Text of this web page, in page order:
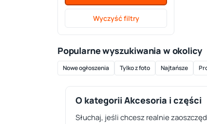
Wyczyść filtry
Popularne wyszukiwania w okolicy
Nowe ogłoszenia Tylko z foto Najtańsze
O kategorii Akcesoria i części
Słuchaj, jeśli chcesz realnie